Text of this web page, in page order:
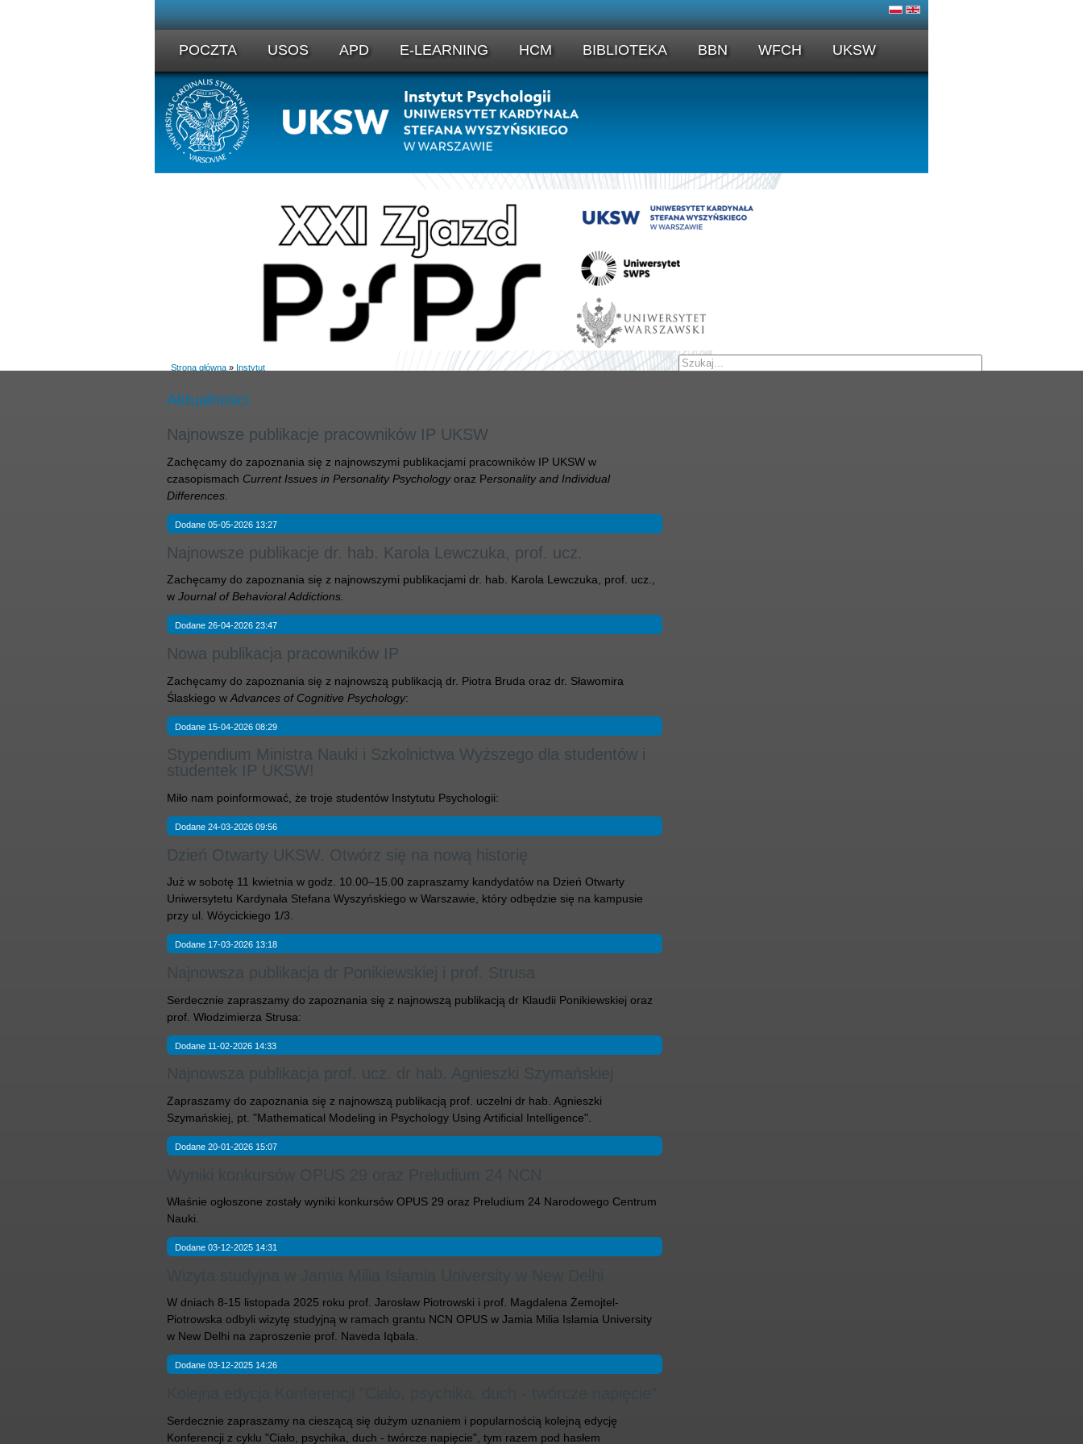
POCZTA USOS APD E-LEARNING HCM BIBLIOTEKA BBN WFCH UKSW
Strona główna » Instytut
Aktualności
Najnowsze publikacje pracowników IP UKSW
Zachęcamy do zapoznania się z najnowszymi publikacjami pracowników IP UKSW w
czasopismach Current Issues in Personality Psychologyoraz Personality and Individual
Differences.
Dodane 05-05-2026 13:27
Najnowsze publikacje dr. hab. Karola Lewczuka, prof. ucz.
Zachęcamy do zapoznania się z najnowszymi publikacjami dr. hab. Karola Lewczuka, prof. ucz.,
w Journal of Behavioral Addictions.
Dodane 26-04-2026 23:47
Nowa publikacja pracowników IP
Zachęcamy do zapoznania się z najnowszą publikacją dr. Piotra Bruda oraz dr. Sławomira
Ślaskiego w Advances of Cognitive Psychology:
Dodane 15-04-2026 08:29
Stypendium Ministra Nauki i Szkolnictwa Wyższego dla studentów i
studentek IP UKSW!
Miło nam poinformować, że troje studentów Instytutu Psychologii:
Dodane 24-03-2026 09:56
Dzień Otwarty UKSW. Otwórz się na nową historię
Już w sobotę 11 kwietnia w godz. 10.00–15.00 zapraszamy kandydatów na Dzień Otwarty
Uniwersytetu Kardynała Stefana Wyszyńskiego w Warszawie, który odbędzie się na kampusie
przy ul. Wóycickiego 1/3.
Dodane 17-03-2026 13:18
Najnowsza publikacja dr Ponikiewskiej i prof. Strusa
Serdecznie zapraszamy do zapoznania się z najnowszą publikacją dr Klaudii Ponikiewskiej oraz
prof. Włodzimierza Strusa:
Dodane 11-02-2026 14:33
Najnowsza publikacja prof. ucz. dr hab. Agnieszki Szymańskiej
Zapraszamy do zapoznania się z najnowszą publikacją prof. uczelni dr hab. Agnieszki
Szymańskiej, pt. "Mathematical Modeling in Psychology Using Artificial Intelligence".
Dodane 20-01-2026 15:07
Właśnie ogłoszone zostały wyniki konkursów OPUS 29 oraz Preludium 24 Narodowego Centrum
Nauki.
Dodane 03-12-2025 14:31
W dniach 8-15 listopada 2025 roku prof. Jarosław Piotrowski i prof. Magdalena Żemojtel-
Piotrowska odbyli wizytę studyjną w ramach grantu NCN OPUS w Jamia Milia Islamia University
w New Delhi na zaproszenie prof. Naveda Iqbala.
Dodane 03-12-2025 14:26
Serdecznie zapraszamy na cieszącą się dużym uznaniem i popularnością kolejną edycję
Konferencji z cyklu "Ciało, psychika, duch - twórcze napięcie", tym razem pod hasłem